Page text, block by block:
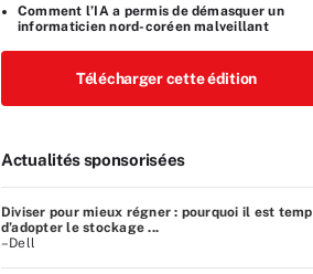
Comment l’IA a permis de démasquer un
informaticien nord-coréen malveillant
Télécharger cette édition
Actualités sponsorisées
Diviser pour mieux régner : pourquoi il est
d’adopter le stockage ...
–Dell